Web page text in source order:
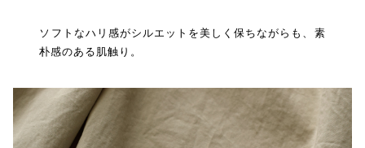
ソフトなハリ感がシルエットを美しく保ちながらも、素
朴感のある肌触り。